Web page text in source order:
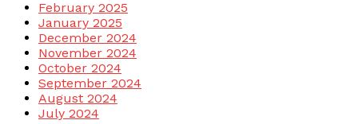
February 2025
January 2025
December 2024
November 2024
October 2024
September 2024
August 2024
July 2024